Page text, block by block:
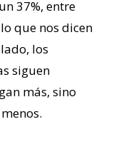
37%, entre
que nos dicen
los
siguen
más, sino